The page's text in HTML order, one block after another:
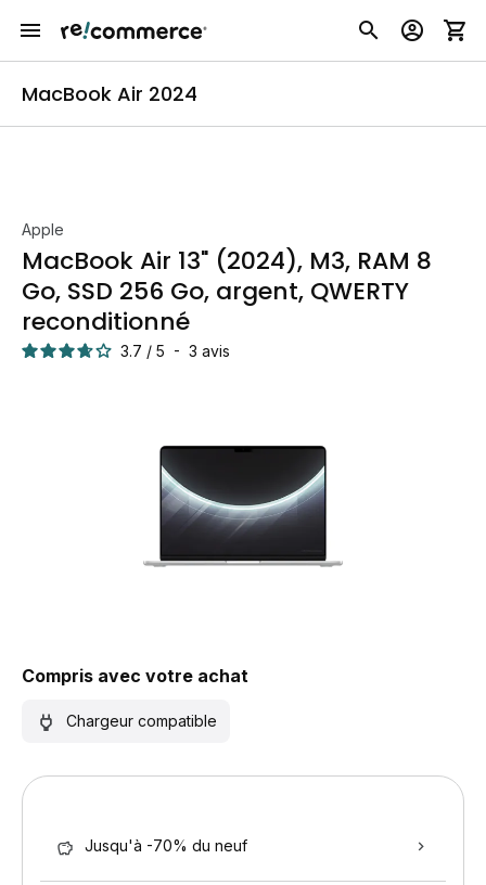
MacBook Air 2024
Apple
MacBook Air 13" (2024), M3, RAM 8
Go, SSD 256 Go, argent, QWERTY
reconditionné
3.7 / 5 - 3 avis
Compris avec votre achat
Chargeur compatible
Jusqu'à -70% du neuf